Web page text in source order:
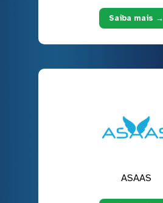
Saiba mais →
ASAAS